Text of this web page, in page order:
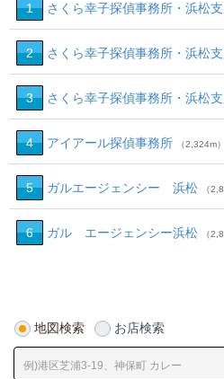
1 さくら幸子探偵事務所・浜松
2 さくら幸子探偵事務所・浜松
3 さくら幸子探偵事務所・浜松
4 アイアール探偵事務所 （2,324m）
5 ガルエージェンシー 浜松 （
6 ガル エージェンシー浜松 （
地図検索 お店検索